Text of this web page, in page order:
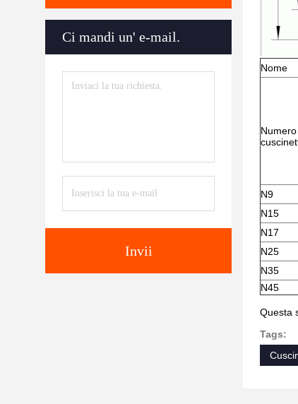
Ci mandi un' e-mail.
Invii
Nome
N9
N15
N17
N25
N35
N45
Questa
Tags: